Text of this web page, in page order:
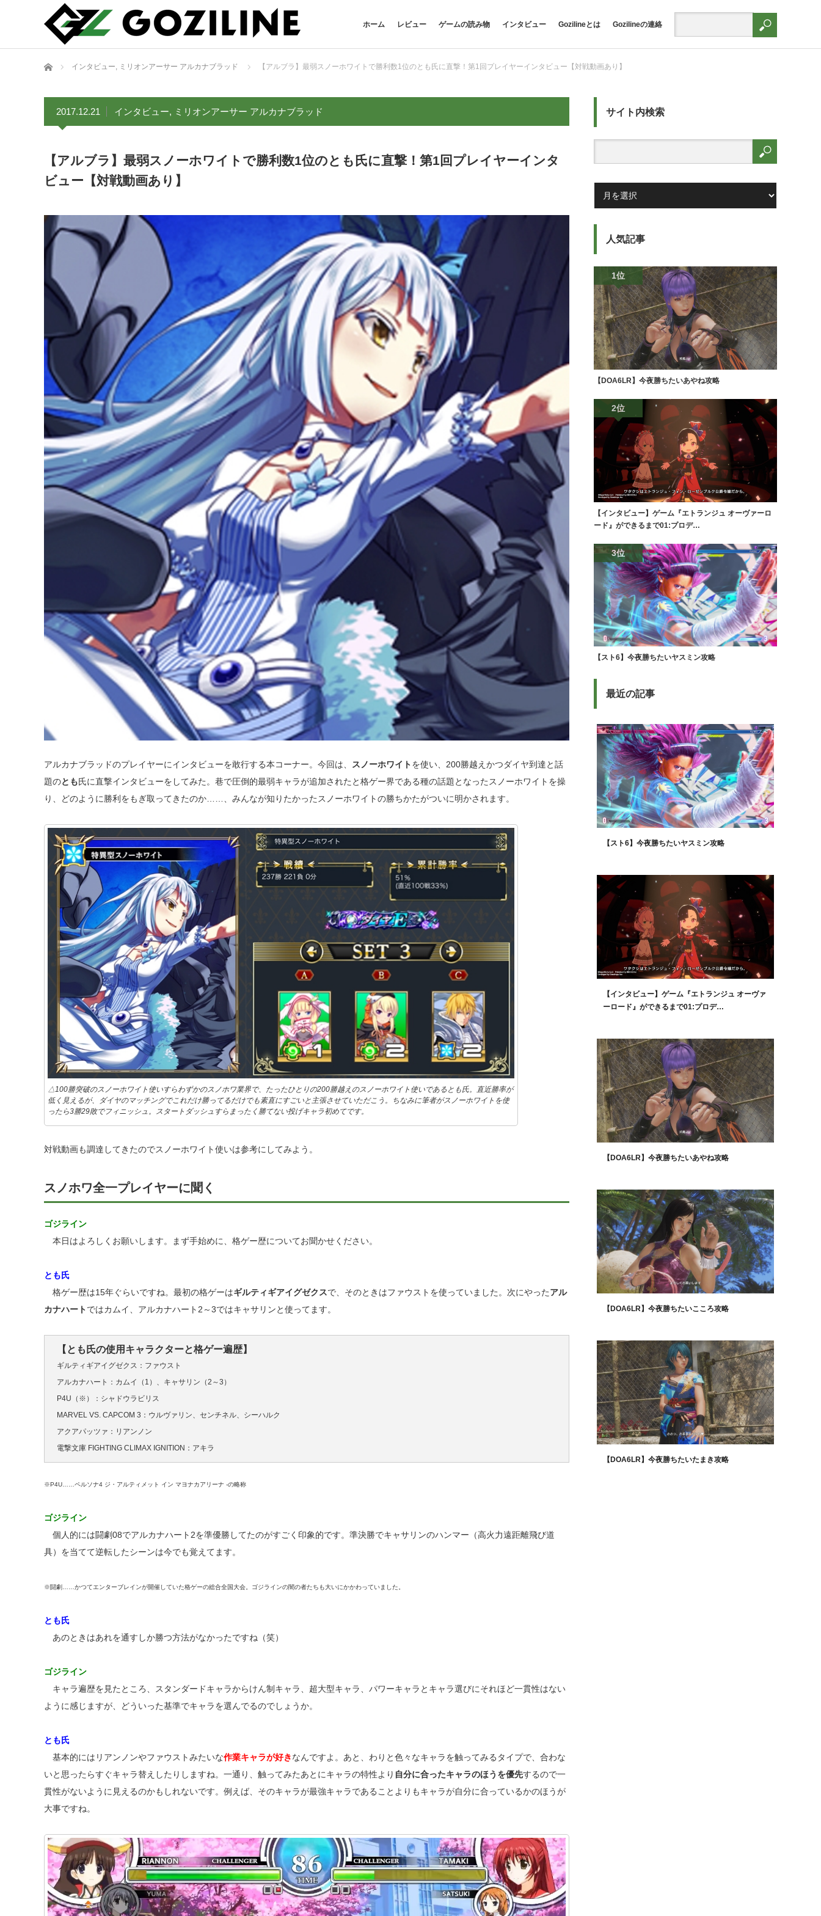
ホーム レビュー ゲームの読み物 インタビュー Gozilineとは Gozilineの連絡
ホーム インタビュー, ミリオンアーサー アルカナブラッド 【アルブラ】最弱スノーホワイトで勝利数1位のとも氏に直撃！第1回プレイヤーインタビュー【対戦動画あり】
2017.12.21 インタビュー, ミリオンアーサー アルカナブラッド
【アルブラ】最弱スノーホワイトで勝利数1位のとも氏に直撃！第1回プレイヤーインタ
ビュー【対戦動画あり】
アルカナブラッドのプレイヤーにインタビューを敢行する本コーナー。今回は、 スノーホワイトを使い、200勝越えかつダイヤ到達と話
題のとも氏に直撃インタビューをしてみた。巷で圧倒的最弱キャラが追加されたと格ゲー界である種の話題となったスノーホワイトを操
り、どのように勝利をもぎ取ってきたのか……、みんなが知りたかったスノーホワイトの勝ちかたがついに明かされます。
△100勝突破のスノーホワイト使いすらわずかのスノホワ業界で、たったひとりの200勝越えのスノーホワイト使いであるとも氏。直近勝率が
低く見えるが、ダイヤのマッチングでこれだけ勝ってるだけでも素直にすごいと主張させていただこう。ちなみに筆者がスノーホワイトを使
ったら3勝29敗でフィニッシュ。スタートダッシュすらまったく勝てない投げキャラ初めてです。
対戦動画も調達してきたのでスノーホワイト使いは参考にしてみよう。
スノホワ全一プレイヤーに聞く
ゴジライン
本日はよろしくお願いします。まず手始めに、格ゲー歴についてお聞かせください。
とも氏
格ゲー歴は15年ぐらいですね。最初の格ゲーはギルティギアイグゼクスで、そのときはファウストを使っていました。次にやったアル
カナハートではカムイ、アルカナハート2～3ではキャサリンと使ってます。
【とも氏の使用キャラクターと格ゲー遍歴】
ギルティギアイグゼクス：ファウスト
アルカナハート：カムイ（1）、キャサリン（2～3）
P4U（※）：シャドウラビリス
MARVEL VS. CAPCOM 3：ウルヴァリン、センチネル、シーハルク
アクアパッツァ：リアンノン
電撃文庫 FIGHTING CLIMAX IGNITION：アキラ
※P4U……ペルソナ4 ジ・アルティメット イン マヨナカアリーナ -の略称
ゴジライン
個人的には闘劇08でアルカナハート2を準優勝してたのがすごく印象的です。準決勝でキャサリンのハンマー（高火力遠距離飛び道
具）を当てて逆転したシーンは今でも覚えてます。
※闘劇……かつてエンターブレインが開催していた格ゲーの総合全国大会。ゴジラインの闇の者たちも大いにかかわっていました。
とも氏
あのときはあれを通すしか勝つ方法がなかったですね（笑）
ゴジライン
キャラ遍歴を見たところ、スタンダードキャラからけん制キャラ、超大型キャラ、パワーキャラとキャラ選びにそれほど一貫性はない
ように感じますが、どういった基準でキャラを選んでるのでしょうか。
とも氏
基本的にはリアンノンやファウストみたいな作業キャラが好きなんですよ。あと、わりと色々なキャラを触ってみるタイプで、合わな
いと思ったらすぐキャラ替えしたりしますね。一通り、触ってみたあとにキャラの特性より 自分に合ったキャラのほうを優先するので一
貫性がないように見えるのかもしれないです。例えば、そのキャラが最強キャラであることよりもキャラが自分に合っているかのほうが
大事ですね。
サイト内検索
人気記事
1位
【DOA6LR】今夜勝ちたいあやね攻略
2位
【インタビュー】ゲーム『エトランジュ オーヴァーロ
ード』ができるまで01:プロデ…
3位
【スト6】今夜勝ちたいヤスミン攻略
最近の記事
【スト6】今夜勝ちたいヤスミン攻略
【インタビュー】ゲーム『エトランジュ オーヴァ
ーロード』ができるまで01:プロデ…
【DOA6LR】今夜勝ちたいあやね攻略
【DOA6LR】今夜勝ちたいこころ攻略
【DOA6LR】今夜勝ちたいたまき攻略